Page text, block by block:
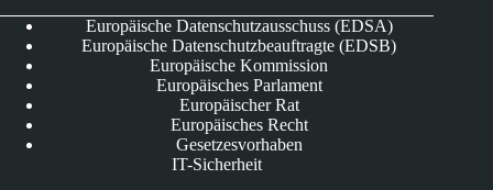
Europäische Datenschutzausschuss (EDSA)
Europäische Datenschutzbeauftragte (EDSB)
Europäische Kommission
Europäisches Parlament
Europäischer Rat
Europäisches Recht
Gesetzesvorhaben
IT-Sicherheit